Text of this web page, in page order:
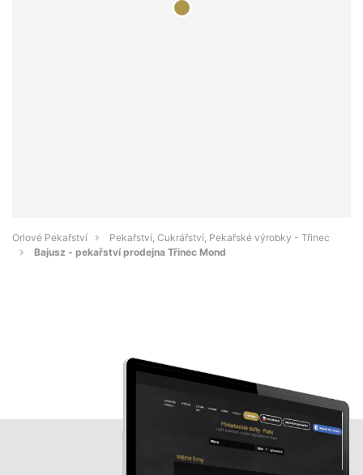
Orlové Pekařství
Pekařství, Cukrářství, Pekařské výrobky - Třinec
Bajusz - pekařství prodejna Třinec Mond